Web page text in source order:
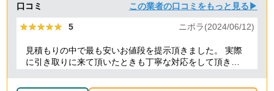
口コミ この業者の口コミをもっと見る▶
★★★★★
★★★★★ 5 ニポラ(2024/06/12)
見積もりの中で最も安いお値段を提示頂きました。 実際
に引き取りに来て頂いたときも丁寧な対応をして頂き、